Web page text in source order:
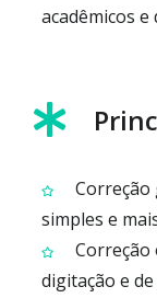
acadêmicos e
Correção
simples e
digitação e